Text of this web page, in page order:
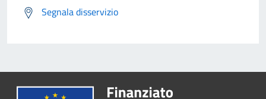
Segnala disservizio